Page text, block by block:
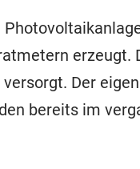
Der
bereits im